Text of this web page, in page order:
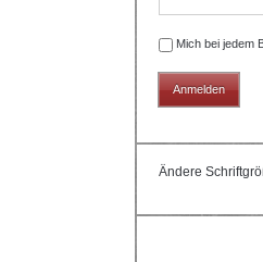
Mich bei jedem
Ändere